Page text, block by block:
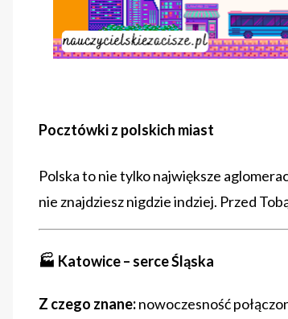
Pocztówki z polskich miast
Polska to nie tylko największe
nie znajdziesz nigdzie indziej. Przed
🏭 Katowice – serce Śląska
Z czego znane:nowoczesność